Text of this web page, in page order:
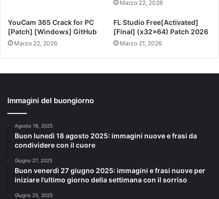
Marzo 22, 2026
YouCam 365 Crack for PC
[Patch] [Windows] GitHub
Marzo 22, 2026
FL Studio Free[Activated]
[Final] (x32x64) Patch 2026
Marzo 21, 2026
Immagini del buongiorno
Agosto 18, 2025
Buon lunedì 18 agosto 2025: immagini nuove e frasi da
condividere con il cuore
Giugno 27, 2025
Buon venerdì 27 giugno 2025: immagini e frasi nuove per
iniziare l’ultimo giorno della settimana con il sorriso
Giugno 25, 2025